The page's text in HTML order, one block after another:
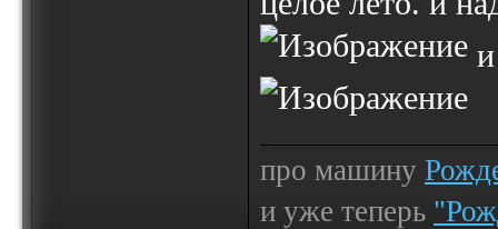
про машину
и уже теперь